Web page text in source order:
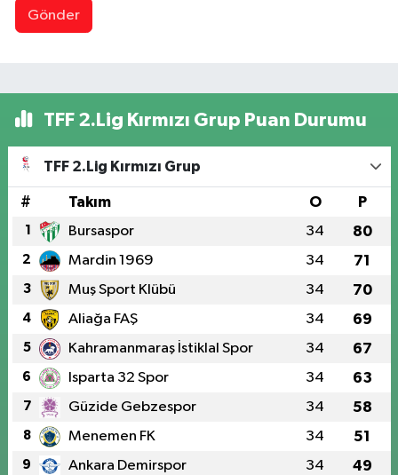
Gönder
TFF 2.Lig Kırmızı Grup Puan Durumu
TFF 2.Lig Kırmızı Grup
# Takım O P
1 Bursaspor 34 80
2 Mardin 1969 34 71
3 Muş Sport Klübü 34 70
4 Aliağa FAŞ 34 69
5 Kahramanmaraş İstiklal Spor 34 67
6 Isparta 32 Spor 34 63
7 Güzide Gebzespor 34 58
8 Menemen FK 34 51
9 Ankara Demirspor 34 49